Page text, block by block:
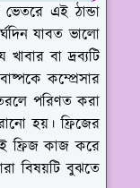
এই ঠান্ডা
যাবত ভালো
বা দ্রব্যটি
কম্প্রেসার
পরিণত করা
হয়। ফ্রিজের
ফ্রিজ কাজ করে
বিষয়টি বুঝতে